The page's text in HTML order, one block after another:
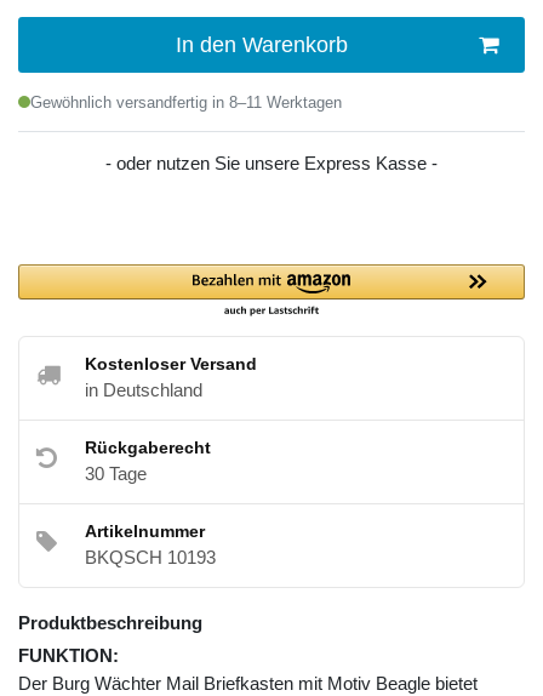
In den Warenkorb
Gewöhnlich versandfertig in 8–11 Werktagen
- oder nutzen Sie unsere Express Kasse -
Kostenloser Versand
in Deutschland
Rückgaberecht
30 Tage
Artikelnummer
BKQSCH 10193
Produktbeschreibung
FUNKTION:
Der Burg Wächter Mail Briefkasten mit Motiv Beagle bietet